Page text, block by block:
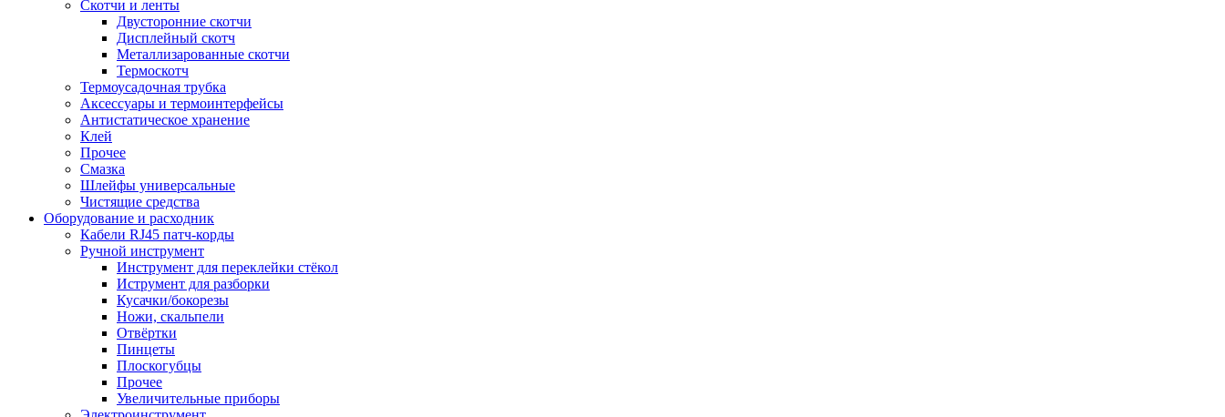
Скотчи и ленты
Двусторонние скотчи
Дисплейный скотч
Металлизарованные скотчи
Термоскотч
Термоусадочная трубка
Аксессуары и термоинтерфейсы
Антистатическое хранение
Клей
Прочее
Смазка
Шлейфы универсальные
Чистящие средства
Оборудование и расходник
Кабели RJ45 патч-корды
Ручной инструмент
Инструмент для переклейки стёкол
Иструмент для разборки
Кусачки/бокорезы
Ножи, скальпели
Отвёртки
Пинцеты
Плоскогубцы
Прочее
Увеличительные приборы